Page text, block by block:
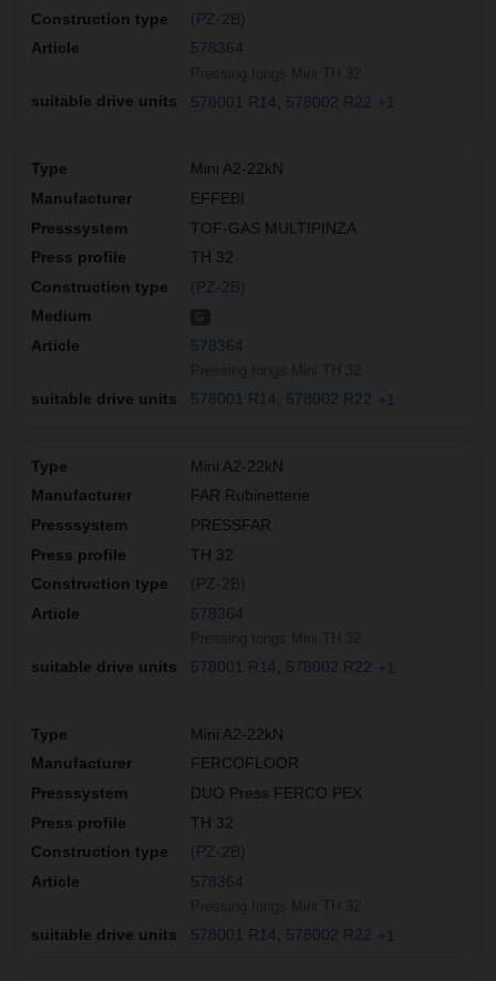
(PZ-2B)
578364
578001 R14 578002 R22 +1
Mini A2-22kN
EFFEBI
TOF-GAS MULTIPINZA
TH 32
(PZ-2B)
578364
578001 R14 578002 R22 +1
Mini A2-22kN
FAR Rubinetterie
PRESSFAR
TH 32
(PZ-2B)
578364
578001 R14 578002 R22 +1
Mini A2-22kN
FERCOFLOOR
DUO Press FERCO PEX
TH 32
(PZ-2B)
578364
578001 R14 578002 R22 +1